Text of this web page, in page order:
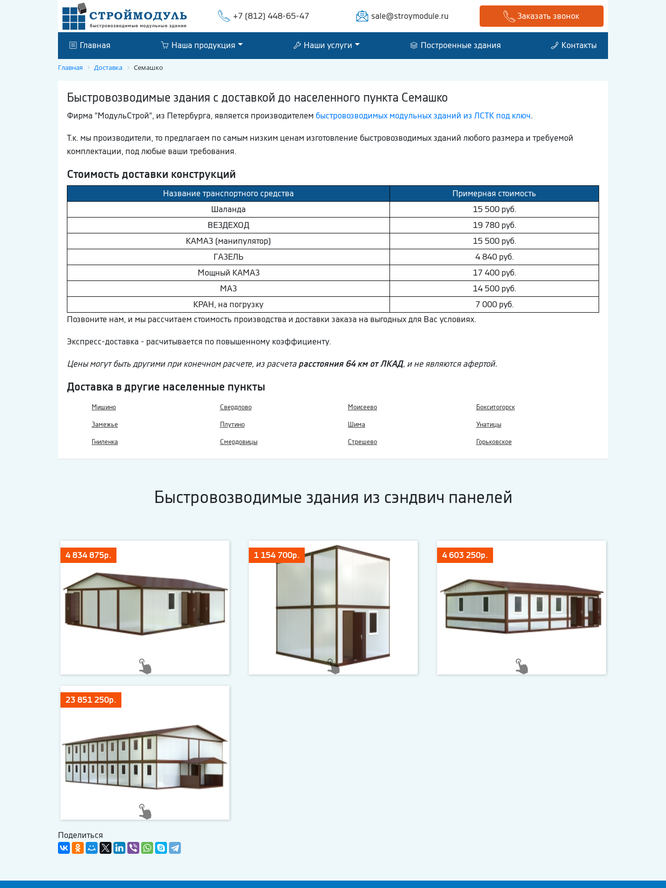
+7 (812) 448-65-47 sale@stroymodule.ru Заказать звонок
Главная Наша продукция Наши услуги Построенные здания Контакты
Главная Доставка Семашко
Быстровозводимые здания с доставкой до населенного пункта Семашко
Фирма "МодульСтрой", из Петербурга, является производителем быстровозводимых модульных зданий из ЛСТК под ключ.
Т.к. мы производители, то предлагаем по самым низким ценам изготовление быстровозводимых зданий любого размера и требуемой
комплектации, под любые ваши требования.
Стоимость доставки конструкций
Название транспортного средства
Примерная стоимость
Шaлaнда
15 500 руб.
ВEЗДEХОД
19 780 руб.
КAМAЗ (манипулятор)
15 500 руб.
ГAЗEЛЬ
4 840 руб.
Мощный КAМAЗ
17 400 руб.
МAЗ
14 500 руб.
КРАН, на погрузку
7 000 руб.
Позвоните нам, и мы рассчитаем стоимость производства и доставки заказа на выгодных для Вас условиях.
Экспресс-доставка - расчитывается по повышенному коэффициенту.
Цены могут быть другими при конечном расчете, из расчетарасстояния 64 км от ЛКАД, и не являются афертой.
Доставка в другие населенные пункты
Мишино Свердлово Моисеево Бокситогорск
Замежье Плутино Шима Унатицы
Гниленка Смердовицы Стрешево Горьковское
Быстровозводимые здания из сэндвич панелей
4 834 875р. 1 154 700р. 4 603 250р.
23 851 250р.
Поделиться